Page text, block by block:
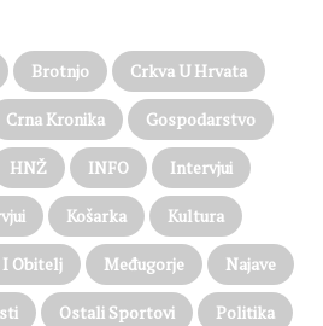
Brotnjo Crkva U Hrvata
Crna Kronika Gospodarstvo
HNŽ INFO Intervjui
Košarka Kultura
I Obitelj Međugorje Najave
Ostali Sportovi Politika